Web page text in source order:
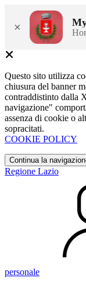
×
Questo sito utilizza
chiusura del banner
contraddistinto dalla
navigazione"
assenza di cookie o
sopracitati.
COOKIE POLICY
Continua la
Regione Lazio
personale